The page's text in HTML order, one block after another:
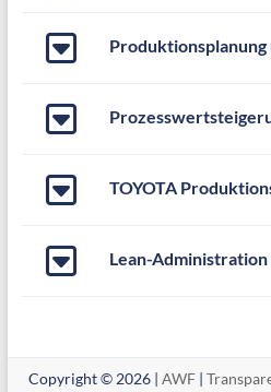
Produktionsplanung
TOYOTA
Lean-Administration
Copyright © 2026 |AWF |